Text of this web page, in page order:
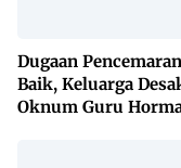
Dugaan
Baik, Keluarga
Oknum Guru